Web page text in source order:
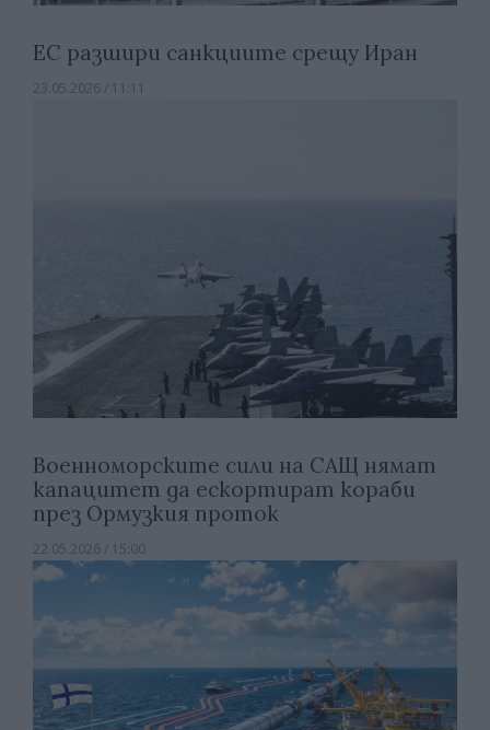
ЕС разшири санкциите срещу Иран
23.05.2026 / 11:11
Военноморските сили на САЩ нямат
капацитет да ескортират кораби
през Ормузкия проток
22.05.2026 / 15:00